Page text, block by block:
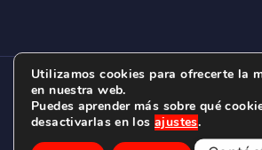
ESCUELA DE SURF LAS
C/ BERNARDO ÁLVAREZ
(ASTURIAS)
Utilizamos cookies para ofrecerte la
en nuestra web.
Puedes aprender más sobre qué
desactivarlas en los ajustes.